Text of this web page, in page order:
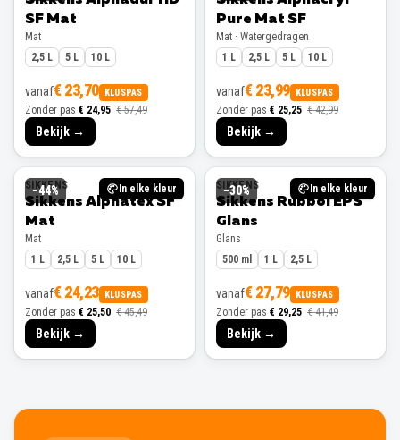
SF Mat
Mat
2,5 L
5 L 10 L
vanaf€ 23,70 KLUSPAS
Zonder pas € 24,95 € 57,49
Bekijk →
Pure Mat SF
Mat · Watergedragen
1 L
2,5 L 5 L 10 L
vanaf€ 23,99 KLUSPAS
Zonder pas € 25,25 € 42,99
Bekijk →
−44% In elke kleur
SIKKENS
Sikkens Alphatex SF
Mat
Mat
1 L
2,5 L 5 L 10 L
vanaf€ 24,23 KLUSPAS
Zonder pas € 25,50 € 45,49
Bekijk →
−30% In elke kleur
SIKKENS
Sikkens Rubbol EPS
Glans
Glans
500 ml
1 L 2,5 L
vanaf€ 27,79 KLUSPAS
Zonder pas € 29,25 € 41,49
Bekijk →